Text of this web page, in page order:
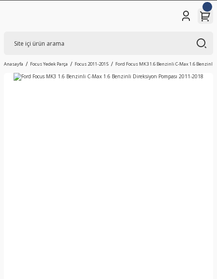
Anasayfa Focus Yedek Parça Focus 2011-2015 Ford Focus MK3 1.6 Benzinli C-Max 1.6 Benzinli